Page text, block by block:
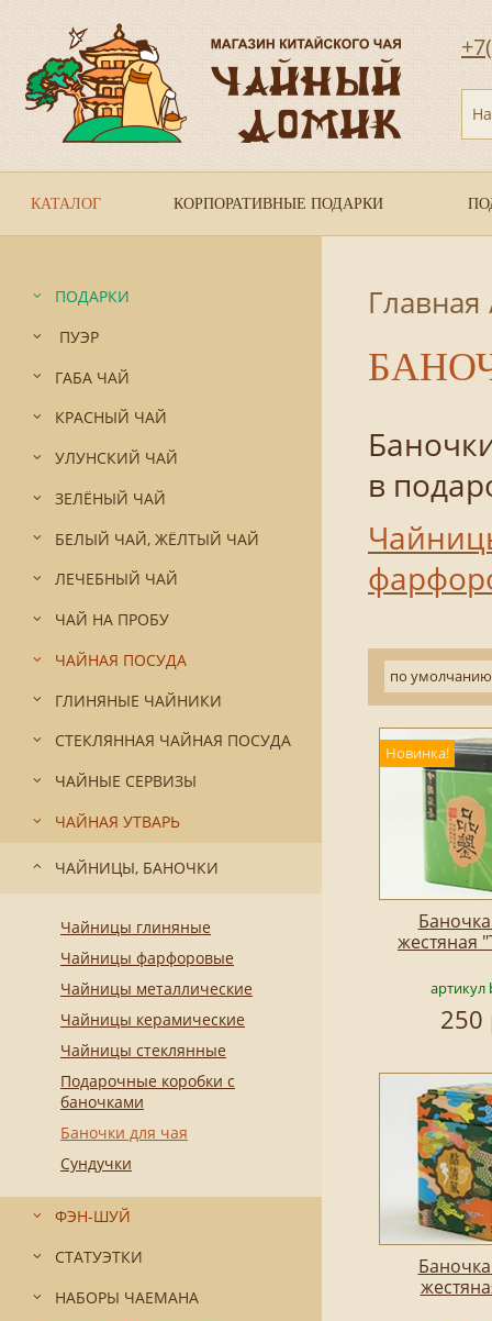
КАТАЛОГ КОРПОРАТИВНЫЕ ПОДАРКИ
ПОДАРКИ
ПУЭР
ГАБА ЧАЙ
КРАСНЫЙ ЧАЙ
УЛУНСКИЙ ЧАЙ
ЗЕЛЁНЫЙ ЧАЙ
БЕЛЫЙ ЧАЙ, ЖЁЛТЫЙ ЧАЙ
ЛЕЧЕБНЫЙ ЧАЙ
ЧАЙ НА ПРОБУ
ЧАЙНАЯ ПОСУДА
ГЛИНЯНЫЕ ЧАЙНИКИ
СТЕКЛЯННАЯ ЧАЙНАЯ ПОСУДА
ЧАЙНЫЕ СЕРВИЗЫ
ЧАЙНАЯ УТВАРЬ
ЧАЙНИЦЫ, БАНОЧКИ
Чайницы глиняные
Чайницы фарфоровые
Чайницы металлические
Чайницы керамические
Чайницы стеклянные
Подарочные коробки с
баночками
Баночки для чая
Сундучки
ФЭН-ШУЙ
СТАТУЭТКИ
НАБОРЫ ЧАЕМАНА
Главная
в
по умолчанию
Новинка!
жестяная
артикул
250